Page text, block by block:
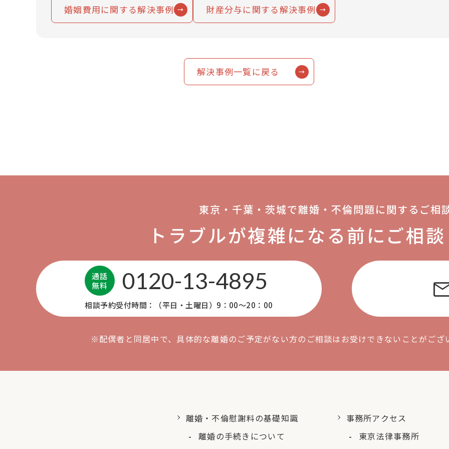
婚姻費用に関する解決事例 財産分与に関する解決事例
解決事例一覧に戻る
トラブルが複雑になる前にご相
東京・千葉・茨城で離婚・不倫問題に関するご相
通話
無料
0120-13-4895
相談予約受付時間：（平日・土曜日）9：00〜20：00
※配偶者と同居中で、具体的な離婚のご予定がない方のご相談はお受けできないことがご
離婚・不倫慰謝料の基礎知識
離婚の手続きについて
事務所アクセス
東京法律事務所